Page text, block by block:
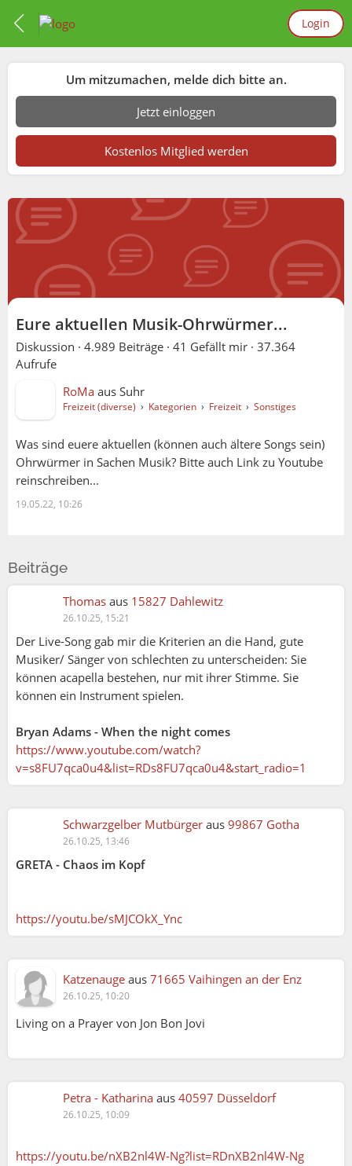
Login
Um mitzumachen, melde dich bitte an.
Jetzt einloggen
Kostenlos Mitglied werden
Eure aktuellen Musik-Ohrwürmer...
Diskussion · 4.989 Beiträge · 41 Gefällt mir · 37.364
Aufrufe
RoMa aus Suhr
Freizeit (diverse) › Kategorien › Freizeit › Sonstiges
Was sind euere aktuellen (können auch ältere Songs sein)
Ohrwürmer in Sachen Musik? Bitte auch Link zu Youtube
reinschreiben...
19.05.22, 10:26
Beiträge
Thomas aus 15827 Dahlewitz
26.10.25, 15:21
Der Live-Song gab mir die Kriterien an die Hand, gute
Musiker/ Sänger von schlechten zu unterscheiden: Sie
können acapella bestehen, nur mit ihrer Stimme. Sie
können ein Instrument spielen.
Bryan Adams - When the night comes
https://www.youtube.com/watch?
v=s8FU7qca0u4&list=RDs8FU7qca0u4&start_radio=1
Schwarzgelber Mutbürger aus 99867 Gotha
26.10.25, 13:46
GRETA - Chaos im Kopf
https://youtu.be/sMJCOkX_Ync
Katzenauge aus 71665 Vaihingen an der Enz
26.10.25, 10:20
Living on a Prayer von Jon Bon Jovi
Petra - Katharina aus 40597 Düsseldorf
26.10.25, 10:09
https://youtu.be/nXB2nl4W-Ng?list=RDnXB2nl4W-Ng